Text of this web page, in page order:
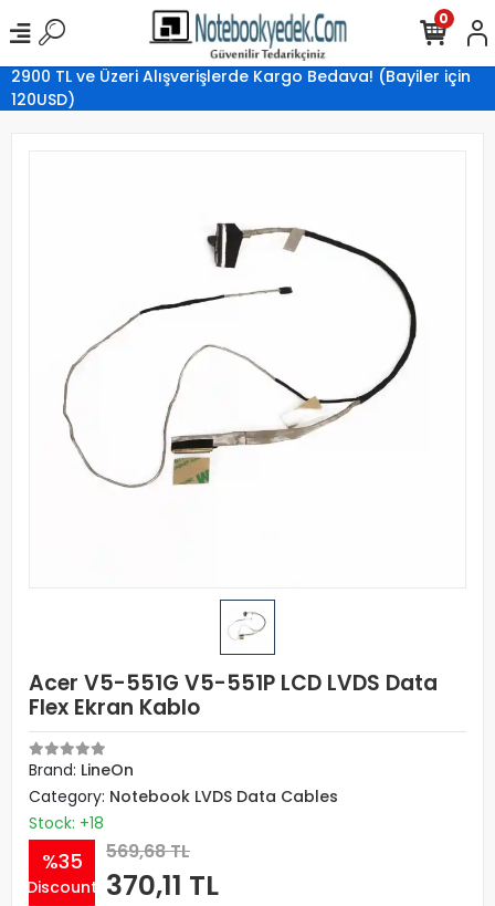
2900 TL ve Üzeri Alışverişlerde Kargo Bedava! (Bayiler için
120USD)
0
Acer V5-551G V5-551P LCD LVDS Data
Flex Ekran Kablo
Brand: LineOn
Category: Notebook LVDS Data Cables
Stock: +18
%35
Discount
569,68 TL
370,11 TL